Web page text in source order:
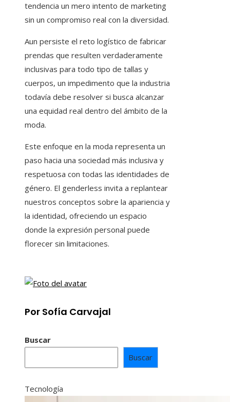
tendencia un mero intento de marketing
sin un compromiso real con la diversidad.
Aun persiste el reto logístico de fabricar
prendas que resulten verdaderamente
inclusivas para todo tipo de tallas y
cuerpos, un impedimento que la industria
todavía debe resolver si busca alcanzar
una equidad real dentro del ámbito de la
moda.
Este enfoque en la moda representa un
paso hacia una sociedad más inclusiva y
respetuosa con todas las identidades de
género. El genderless invita a replantear
nuestros conceptos sobre la apariencia y
la identidad, ofreciendo un espacio
donde la expresión personal puede
florecer sin limitaciones.
Por Sofía Carvajal
Buscar
Buscar
Tecnología